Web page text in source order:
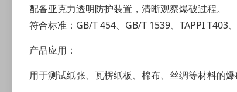
配备亚克力透明防护装置，清晰观察爆破过程。
符合标准：GB/T 454、GB/T 1539、TAPPI T403、
产品应用：
用于测试纸张、瓦楞纸板、棉布、丝绸等材料的